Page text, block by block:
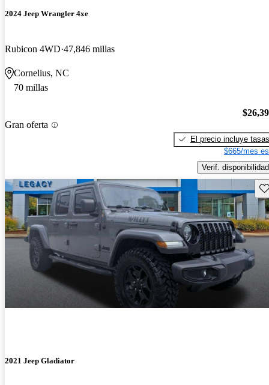
2024 Jeep Wrangler 4xe
Rubicon 4WD 47,846 millas
Cornelius, NC
70 millas
Gran oferta
El precio incluye tasas
$665/mes
Verif. disponibilidad
2021 Jeep Gladiator